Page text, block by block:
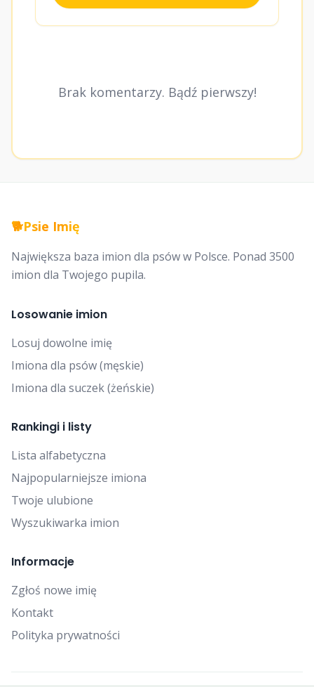
Brak komentarzy. Bądź pierwszy!
🐕Psie Imię
Największa baza imion dla psów w Polsce. Ponad 3500
imion dla Twojego pupila.
Losowanie imion
Losuj dowolne imię
Imiona dla psów (męskie)
Imiona dla suczek (żeńskie)
Rankingi i listy
Lista alfabetyczna
Najpopularniejsze imiona
Twoje ulubione
Wyszukiwarka imion
Informacje
Zgłoś nowe imię
Kontakt
Polityka prywatności